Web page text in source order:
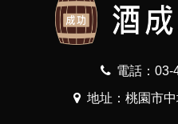
電話：03-
地址：桃園市